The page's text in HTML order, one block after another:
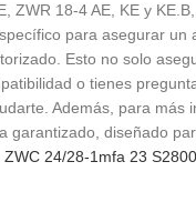
ZWR 18-4 AE, KE y
para asegurar
Esto no solo
o tienes
Además, para
garantizado, diseñado
24/28-1mfa 23 S2800